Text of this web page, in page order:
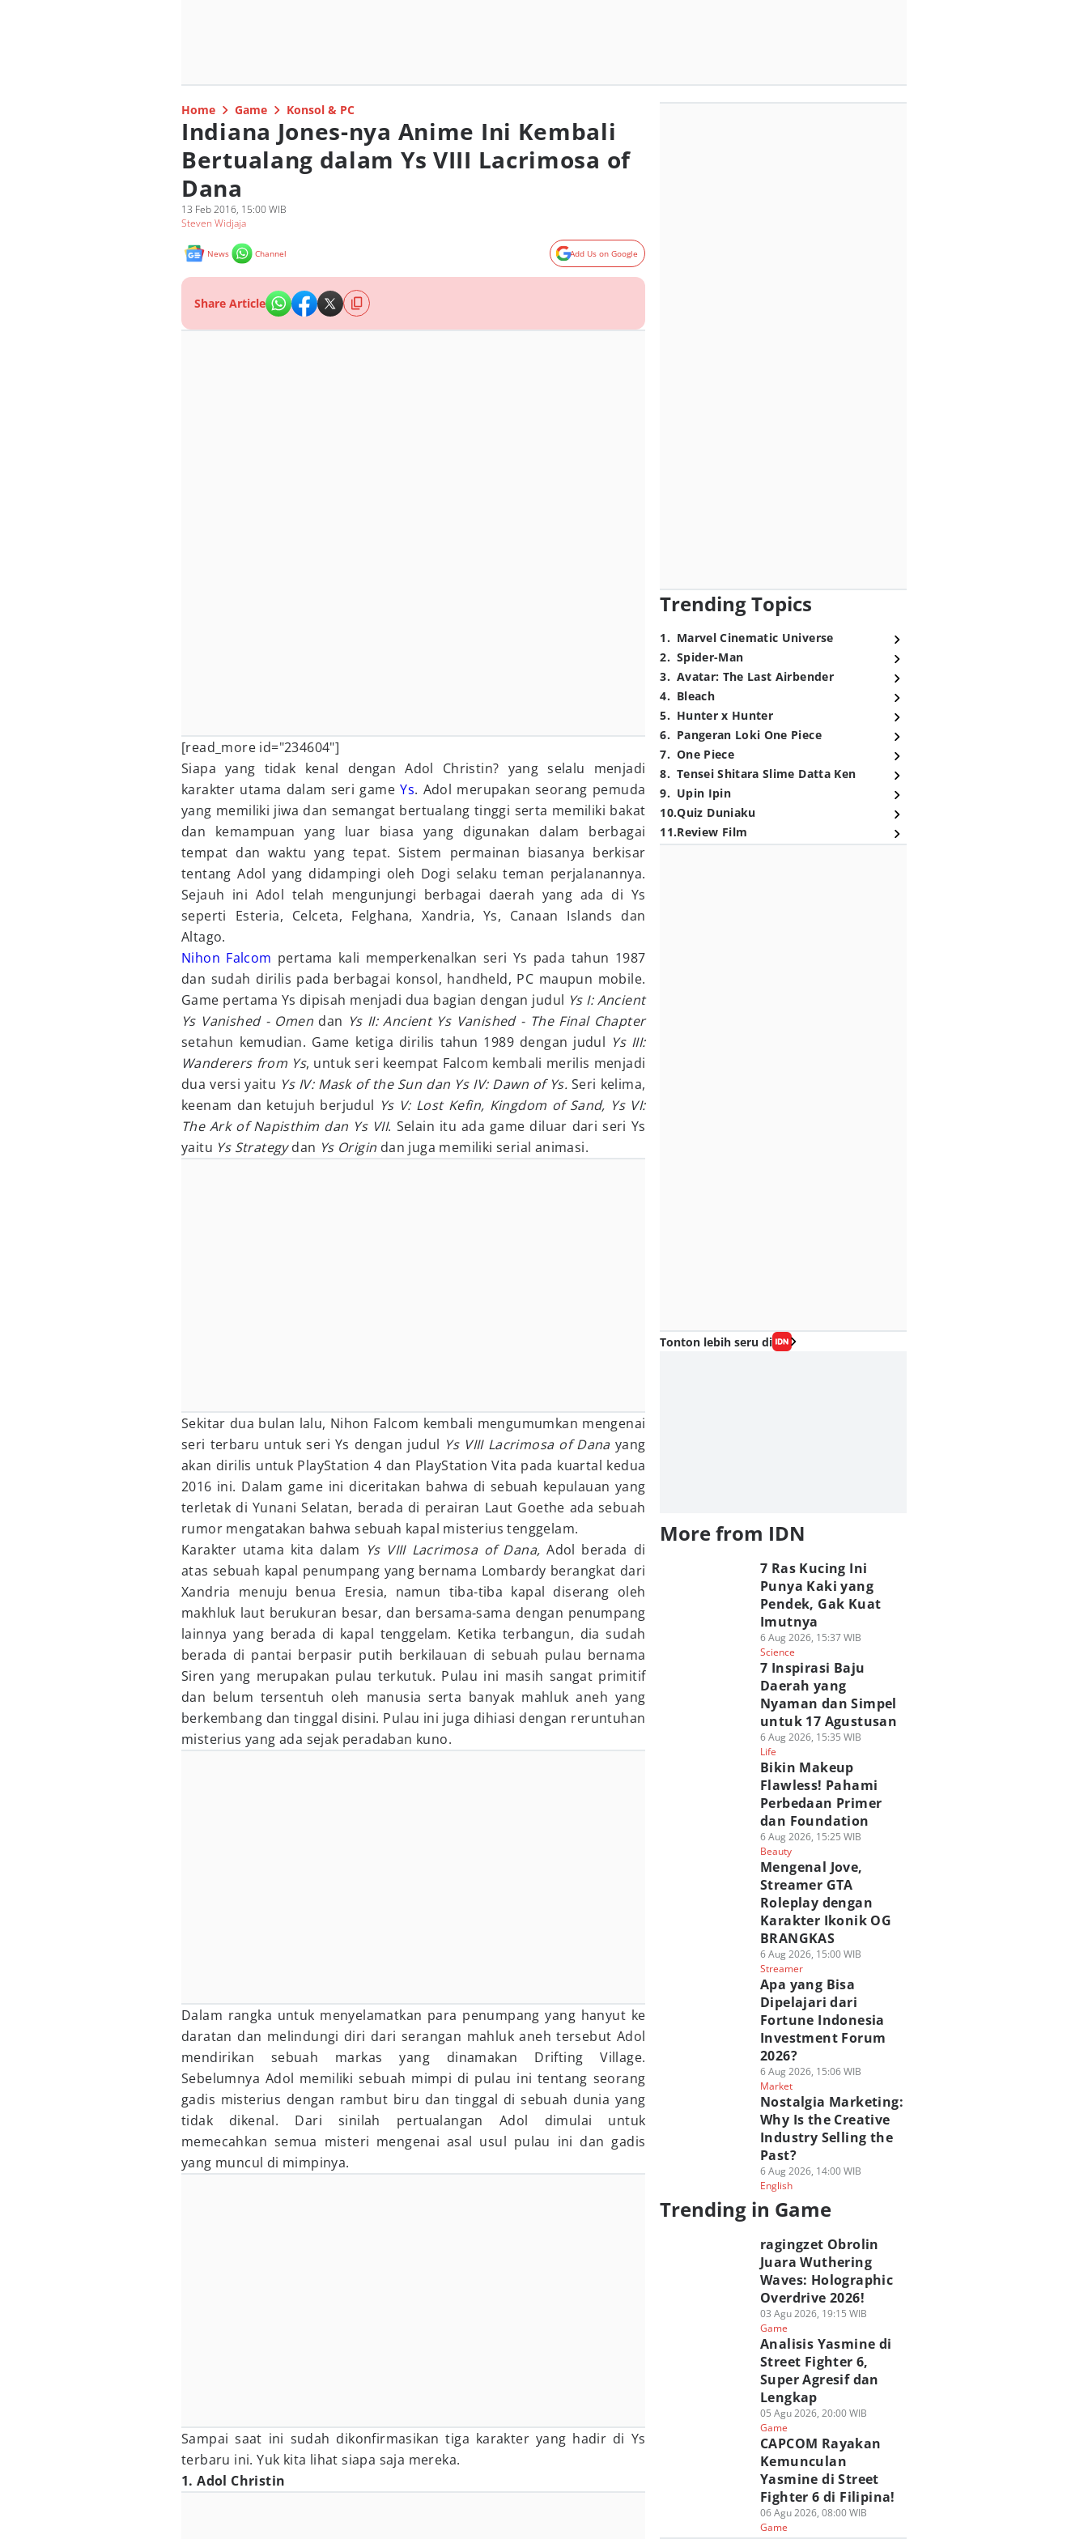
Home Game Konsol & PC
Indiana Jones-nya Anime Ini Kembali
Bertualang dalam Ys VIII Lacrimosa of
Dana
13 Feb 2016, 15:00 WIB
Steven Widjaja
News Channel Add Us on Google
Share Article
[read_more id="234604"]
Siapa yang tidak kenal dengan Adol Christin? yang selalu menjadi
karakter utama dalam seri gameYs. Adol merupakan seorang pemuda
yang memiliki jiwa dan semangat bertualang tinggi serta memiliki bakat
dan kemampuan yang luar biasa yang digunakan dalam berbagai
tempat dan waktu yang tepat. Sistem permainan biasanya berkisar
tentang Adol yang didampingi oleh Dogi selaku teman perjalanannya.
Sejauh ini Adol telah mengunjungi berbagai daerah yang ada di Ys
seperti Esteria, Celceta, Felghana, Xandria, Ys, Canaan Islands dan
Altago.
Nihon Falcom pertama kali memperkenalkan seri Ys pada tahun 1987
dan sudah dirilis pada berbagai konsol, handheld, PC maupun mobile.
Game pertama Ys dipisah menjadi dua bagian dengan judul Ys I: Ancient
Ys Vanished - Omendan Ys II: Ancient Ys Vanished - The Final Chapter
setahun kemudian. Game ketiga dirilis tahun 1989 dengan judul Ys III:
Wanderers from Ys, untuk seri keempat Falcom kembali merilis menjadi
dua versi yaitu Ys IV: Mask of the Sun dan Ys IV: Dawn of Ys.Seri kelima,
keenam dan ketujuh berjudul Ys V: Lost Kefin, Kingdom of Sand, Ys VI:
The Ark of Napisthim dan Ys VII. Selain itu ada game diluar dari seri Ys
yaitu Ys Strategydan Ys Origin dan juga memiliki serial animasi.
Sekitar dua bulan lalu, Nihon Falcom kembali mengumumkan mengenai
seri terbaru untuk seri Ys dengan judul Ys VIII Lacrimosa of Danayang
akan dirilis untuk PlayStation 4 dan PlayStation Vita pada kuartal kedua
2016 ini. Dalam game ini diceritakan bahwa di sebuah kepulauan yang
terletak di Yunani Selatan, berada di perairan Laut Goethe ada sebuah
rumor mengatakan bahwa sebuah kapal misterius tenggelam.
Karakter utama kita dalam Ys VIII Lacrimosa of Dana, Adol berada di
atas sebuah kapal penumpang yang bernama Lombardy berangkat dari
Xandria menuju benua Eresia, namun tiba-tiba kapal diserang oleh
makhluk laut berukuran besar, dan bersama-sama dengan penumpang
lainnya yang berada di kapal tenggelam. Ketika terbangun, dia sudah
berada di pantai berpasir putih berkilauan di sebuah pulau bernama
Siren yang merupakan pulau terkutuk. Pulau ini masih sangat primitif
dan belum tersentuh oleh manusia serta banyak mahluk aneh yang
berkembang dan tinggal disini. Pulau ini juga dihiasi dengan reruntuhan
misterius yang ada sejak peradaban kuno.
Dalam rangka untuk menyelamatkan para penumpang yang hanyut ke
daratan dan melindungi diri dari serangan mahluk aneh tersebut Adol
mendirikan sebuah markas yang dinamakan Drifting Village.
Sebelumnya Adol memiliki sebuah mimpi di pulau ini tentang seorang
gadis misterius dengan rambut biru dan tinggal di sebuah dunia yang
tidak dikenal. Dari sinilah pertualangan Adol dimulai untuk
memecahkan semua misteri mengenai asal usul pulau ini dan gadis
yang muncul di mimpinya.
Sampai saat ini sudah dikonfirmasikan tiga karakter yang hadir di Ys
terbaru ini. Yuk kita lihat siapa saja mereka.
1. Adol Christin
Trending Topics
1. Marvel Cinematic Universe
2. Spider-Man
3. Avatar: The Last Airbender
4. Bleach
5. Hunter x Hunter
6. Pangeran Loki One Piece
7. One Piece
8. Tensei Shitara Slime Datta Ken
9. Upin Ipin
10.Quiz Duniaku
11.Review Film
Tonton lebih seru di
More from IDN
7 Ras Kucing Ini
Punya Kaki yang
Pendek, Gak Kuat
Imutnya
6 Aug 2026, 15:37 WIB
Science
7 Inspirasi Baju
Daerah yang
Nyaman dan Simpel
untuk 17 Agustusan
6 Aug 2026, 15:35 WIB
Life
Bikin Makeup
Flawless! Pahami
Perbedaan Primer
dan Foundation
6 Aug 2026, 15:25 WIB
Beauty
Mengenal Jove,
Streamer GTA
Roleplay dengan
Karakter Ikonik OG
BRANGKAS
6 Aug 2026, 15:00 WIB
Streamer
Apa yang Bisa
Dipelajari dari
Fortune Indonesia
Investment Forum
2026?
6 Aug 2026, 15:06 WIB
Market
Nostalgia Marketing:
Why Is the Creative
Industry Selling the
Past?
6 Aug 2026, 14:00 WIB
English
Trending in Game
ragingzet Obrolin
Juara Wuthering
Waves: Holographic
Overdrive 2026!
03 Agu 2026, 19:15 WIB
Game
Analisis Yasmine di
Street Fighter 6,
Super Agresif dan
Lengkap
05 Agu 2026, 20:00 WIB
Game
CAPCOM Rayakan
Kemunculan
Yasmine di Street
Fighter 6 di Filipina!
06 Agu 2026, 08:00 WIB
Game